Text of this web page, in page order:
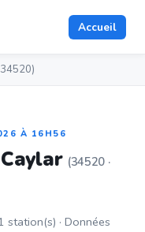
Accueil
À 16H56
(34520 ·
station(s) · Données